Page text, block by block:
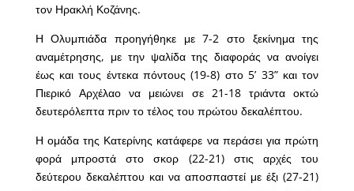
τον Ηρακλή Κοζάνης.
Η Ολυμπιάδα προηγήθηκε με 7-2 στο ξεκίνημα της
αναμέτρησης, με την ψαλίδα της διαφοράς να ανοίγει
έως και τους έντεκα πόντους (19-8) στο 5’ 33” και τον
Πιερικό Αρχέλαο να μειώνει σε 21-18 τριάντα οκτώ
δευτερόλεπτα πριν το τέλος του πρώτου δεκαλέπτου.
Η ομάδα της Κατερίνης κατάφερε να περάσει για πρώτη
φορά μπροστά στο σκορ (22-21) στις αρχές του
δεύτερου δεκαλέπτου και να αποσπαστεί με έξι (27-21)